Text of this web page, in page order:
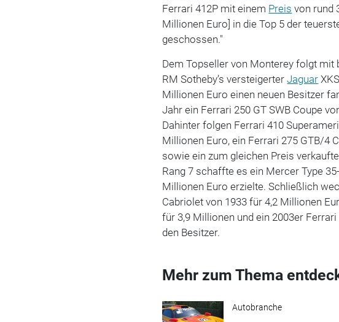
Ferrari 412P mit einem Preis von rund
Millionen Euro] in die Top 5 der
geschossen."
Dem Topseller von Monterey folgt mit
RM Sotheby’s versteigerterJaguar
Millionen Euro einen neuen Besitzer
Jahr ein Ferrari 250 GT SWB Coupe
Dahinter folgen Ferrari 410
Millionen Euro, ein Ferrari 275 GTB/4
sowie ein zum gleichen Preis
Rang 7 schaffte es ein Mercer Type
Millionen Euro erzielte. Schließlich
Cabriolet von 1933 für 4,2 Millionen
für 3,9 Millionen und ein 2003er
den Besitzer.
Mehr zum Thema
Autobranche